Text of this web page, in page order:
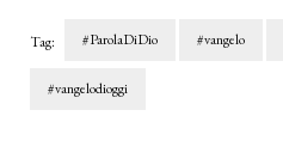
Tag: #ParolaDiDio #vangelo
#vangelodioggi